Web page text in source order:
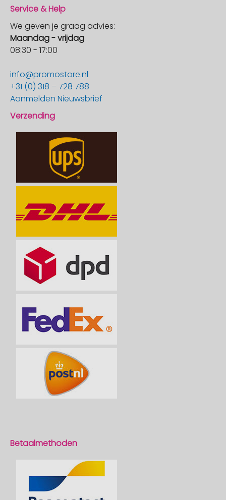
Service & Help
We geven je graag advies:
Maandag - vrijdag
08:30 - 17:00
info@promostore.nl
+31 (0) 318 – 728 788
Aanmelden Nieuwsbrief
Verzending
Betaalmethoden